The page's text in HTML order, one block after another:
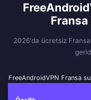
2026'da ücretsiz
FreeAndroidVPN Fransa